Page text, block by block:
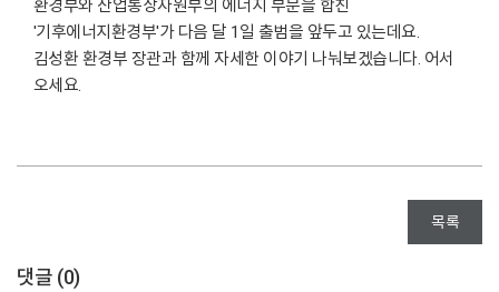
환경부와 산업통상자원부의 에너지 부문을 합친
'기후에너지환경부'가 다음 달 1일 출범을 앞두고 있는데요.
김성환 환경부 장관과 함께 자세한 이야기 나눠보겠습니다. 어서
오세요.
목록
댓글 (0)